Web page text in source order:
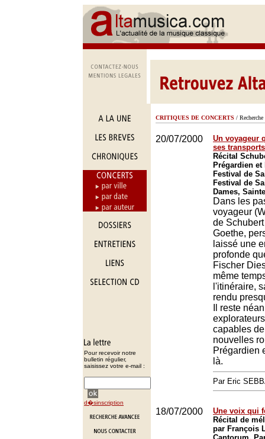
Pour recevoir notre
bulletin régulier,
saisissez votre e-mail :
d�sinscription
CRITIQUES DE CONCERTS / Recherche
20/07/2000
Un voyageur
ses transports
Récital
Prégardien et
Festival de
Festival de
Dames,
Dans les
voyageur
de
Goethe,
laissé une
profonde
Fischer
même
l'itinéraire,
rendu
Il reste
capables
nouvelles
Prégardien
là.
Par Eric
18/07/2000
Une voix qui
Récital de
par François